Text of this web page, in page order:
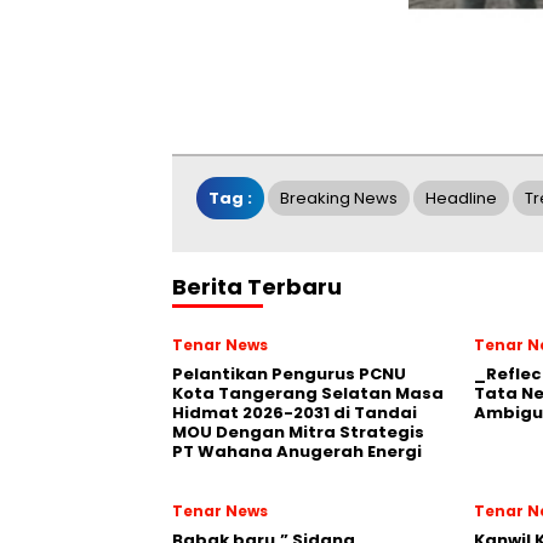
Tag : Breaking News Headline
Berita Terbaru
Tenar News
Pelantikan Pengurus PCNU
Kota Tangerang Selatan Masa
Hidmat 2026-2031 di Tandai
MOU Dengan Mitra Strategis
PT Wahana Anugerah Energi
Tenar
Tata
Ambigu
Tenar News Tenar